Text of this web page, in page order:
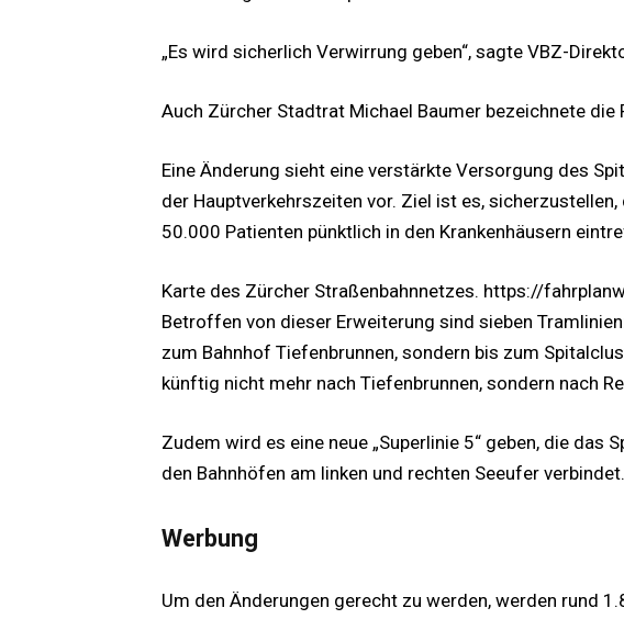
„Es wird sicherlich Verwirrung geben“, sagte VBZ-
Auch Zürcher Stadtrat Michael Baumer bezeichnete die
Eine Änderung sieht eine verstärkte Versorgung des
der Hauptverkehrszeiten vor. Ziel ist es,
50.000 Patienten pünktlich in den Krankenhäusern
Karte des Zürcher Straßenbahnnetzes. https://
Betroffen von dieser Erweiterung sind sieben
zum Bahnhof Tiefenbrunnen, sondern bis zum
künftig nicht mehr nach Tiefenbrunnen, sondern nach
Zudem wird es eine neue „Superlinie 5“ geben, die das
den Bahnhöfen am linken und rechten Seeufer verbindet.
Werbung
Um den Änderungen gerecht zu werden, werden rund